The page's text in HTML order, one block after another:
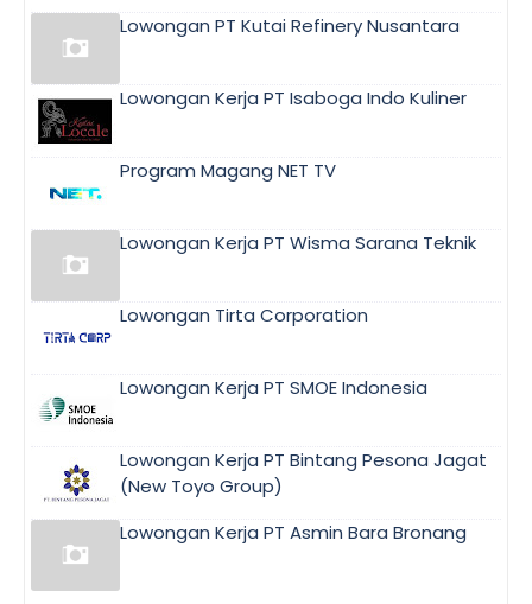
Lowongan PT Kutai Refinery Nusantara
Lowongan Kerja PT Isaboga Indo Kuliner
Program Magang NET TV
Lowongan Kerja PT Wisma Sarana Teknik
Lowongan Tirta Corporation
Lowongan Kerja PT SMOE Indonesia
Lowongan Kerja PT Bintang Pesona Jagat
(New Toyo Group)
Lowongan Kerja PT Asmin Bara Bronang